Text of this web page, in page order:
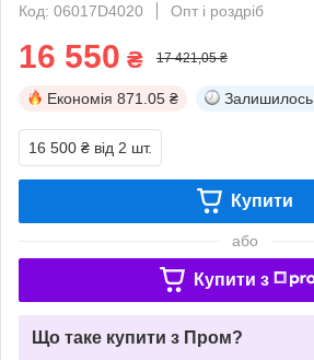
Код: 06017D4020
Опт і роздріб
16 550 ₴ 17 421,05 ₴
Економія 871.05 ₴ Залишилось
16 500 ₴ від 2 шт.
Купити
або
Купити з
Що таке купити з Пром?